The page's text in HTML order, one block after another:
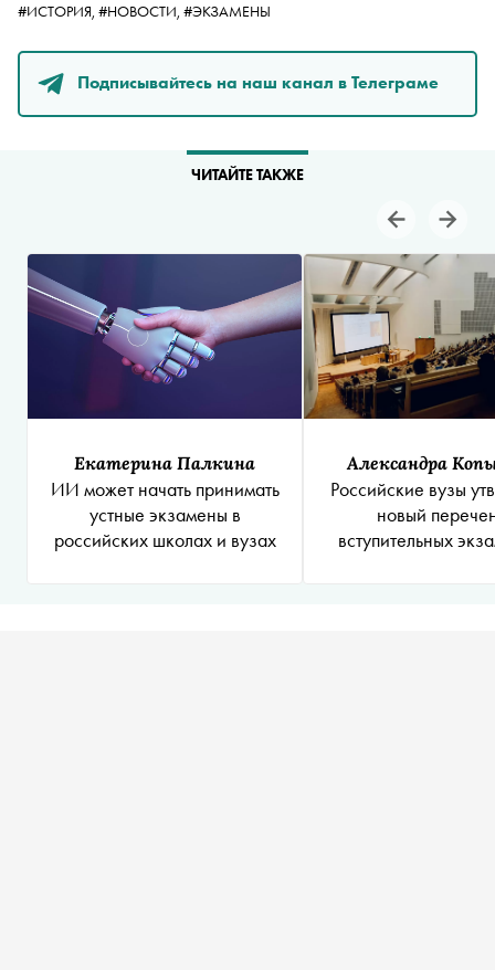
#ИСТОРИЯ, #НОВОСТИ, #ЭКЗАМЕНЫ
Подписывайтесь на наш канал в Телеграме
ЧИТАЙТЕ ТАКЖЕ
Екатерина Палкина
ИИ может начать принимать
устные экзамены в
российских школах и вузах
Александра
Российские вузы
новый
вступительных